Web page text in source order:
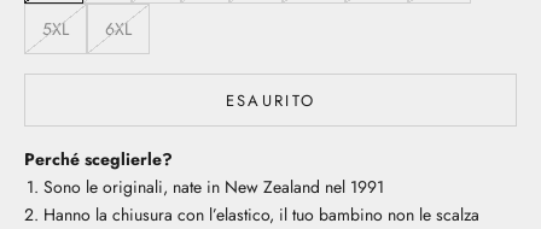
5XL 6XL
ESAURITO
Perché sceglierle?
Sono le originali, nate in New Zealand nel 1991
Hanno la chiusura con l’elastico, il tuo bambino non le scalza